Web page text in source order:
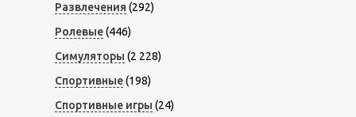
Развлечения (292)
Ролевые(446)
Симуляторы (2 228)
Спортивные(198)
Спортивные игры (24)